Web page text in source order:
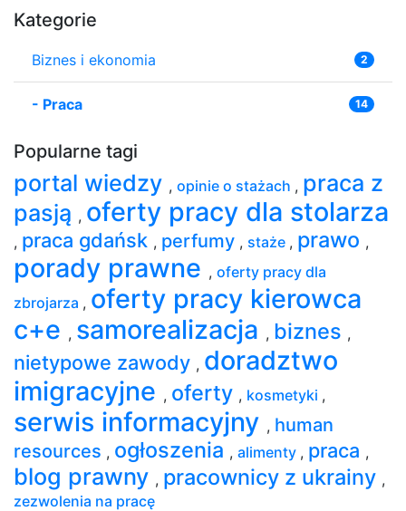
Kategorie
Biznes i ekonomia 2
- Praca 14
Popularne tagi
portal wiedzy , opinie o stażach , praca z
pasją , oferty pracy dla stolarza
, praca gdańsk , perfumy , staże , prawo ,
porady prawne , oferty pracy dla
zbrojarza , oferty pracy kierowca
c+e , samorealizacja , biznes ,
nietypowe zawody , doradztwo
imigracyjne , oferty , kosmetyki ,
serwis informacyjny , human
resources , ogłoszenia , alimenty , praca ,
blog prawny , pracownicy z ukrainy ,
zezwolenia na pracę